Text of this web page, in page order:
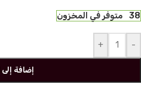
38 متوفر في المخزون
-
+
إضافة